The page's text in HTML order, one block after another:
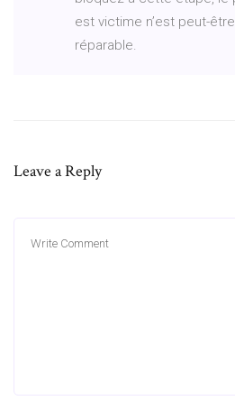
est victime n’est peut-
réparable.
Leave a Reply